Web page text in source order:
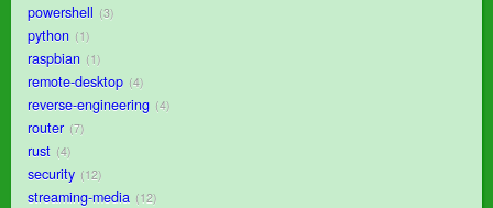
powershell 3
python 1
raspbian 1
remote-desktop 4
reverse-engineering 4
router 7
rust 4
security 12
streaming-media 12